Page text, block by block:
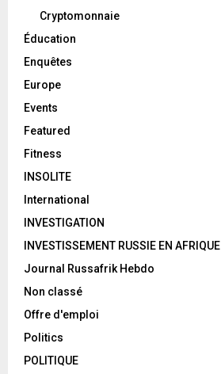
Cryptomonnaie
Éducation
Enquêtes
Europe
Events
Featured
Fitness
INSOLITE
International
INVESTIGATION
INVESTISSEMENT RUSSIE EN AFRIQUE
Journal Russafrik Hebdo
Non classé
Offre d'emploi
Politics
POLITIQUE